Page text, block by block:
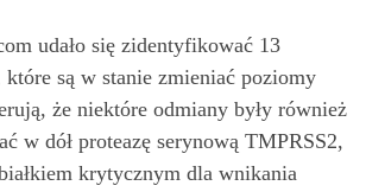
udało się zidentyfikować 13
są w stanie zmieniać poziomy
że niektóre odmiany były również
w dół proteazę serynową TMPRSS2,
krytycznym dla wnikania